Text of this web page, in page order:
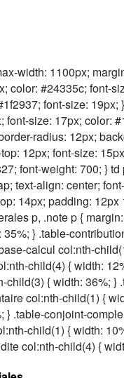
width: 1100px;
color: #24335c; font-
font-size:
font-size: 17px; color:
radius: 12px;
12px; font-size:
font-weight: 700; }
text-align: center;
14px; padding:
p, .note p {
} .table-
calcul col:nth-
child(4) { width:
child(3) { width: 36%;
col:nth-child(1) {
} .table-conjoint-
child(1) { width:
col:nth-child(4) {